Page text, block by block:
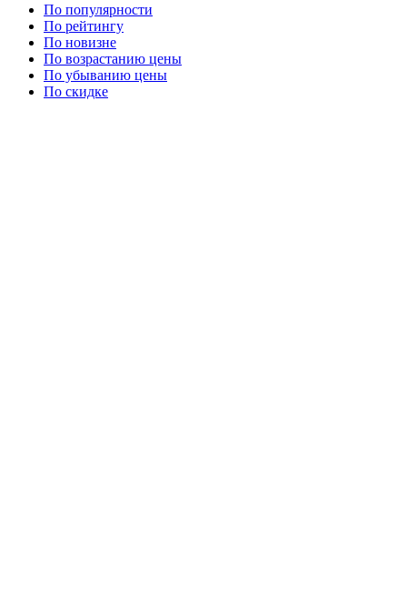
По популярности
По рейтингу
По новизне
По возрастанию цены
По убыванию цены
По скидке